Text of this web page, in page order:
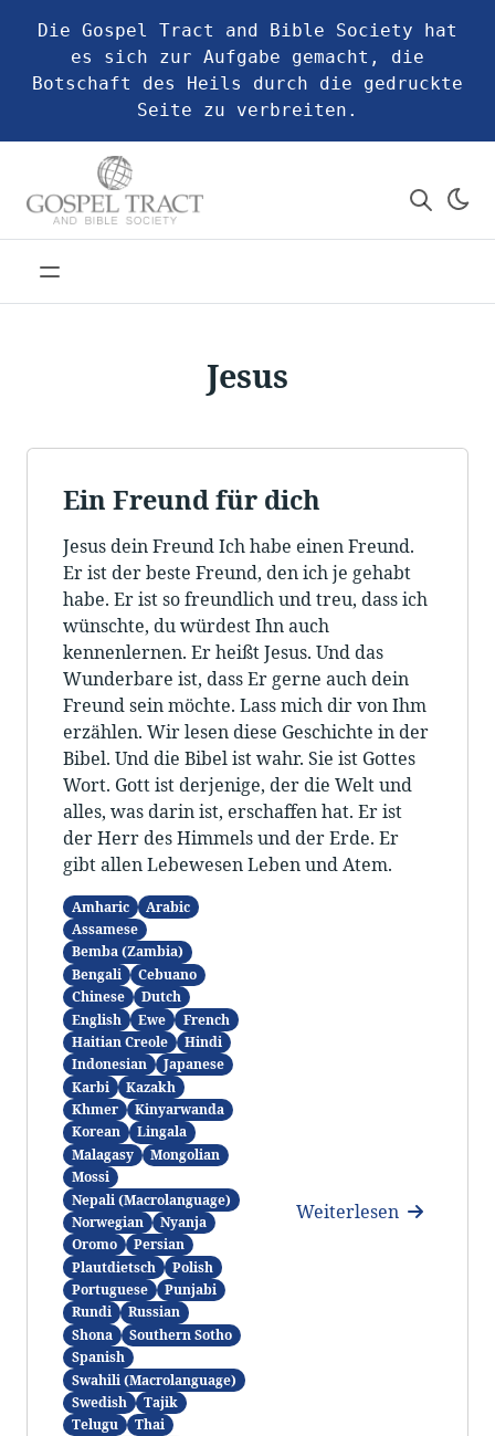
Die Gospel Tract and Bible Society hat
es sich zur Aufgabe gemacht, die
Botschaft des Heils durch die gedruckte
Seite zu verbreiten.
Jesus
Ein Freund für dich
Jesus dein Freund Ich habe einen Freund.
Er ist der beste Freund, den ich je gehabt
habe. Er ist so freundlich und treu, dass ich
wünschte, du würdest Ihn auch
kennenlernen. Er heißt Jesus. Und das
Wunderbare ist, dass Er gerne auch dein
Freund sein möchte. Lass mich dir von Ihm
erzählen. Wir lesen diese Geschichte in der
Bibel. Und die Bibel ist wahr. Sie ist Gottes
Wort. Gott ist derjenige, der die Welt und
alles, was darin ist, erschaffen hat. Er ist
der Herr des Himmels und der Erde. Er
gibt allen Lebewesen Leben und Atem.
Amharic
Arabic
Assamese
Bemba (Zambia)
Bengali
Cebuano
Chinese
Dutch
English
Ewe
French
Haitian Creole
Hindi
Indonesian
Japanese
Karbi
Kazakh
Khmer
Kinyarwanda
Korean
Lingala
Malagasy
Mongolian
Mossi
Nepali (Macrolanguage)
Norwegian
Nyanja
Oromo
Persian
Plautdietsch
Polish
Portuguese
Punjabi
Rundi
Russian
Shona
Southern Sotho
Spanish
Swahili (Macrolanguage)
Swedish
Tajik
Telugu
Thai
Weiterlesen